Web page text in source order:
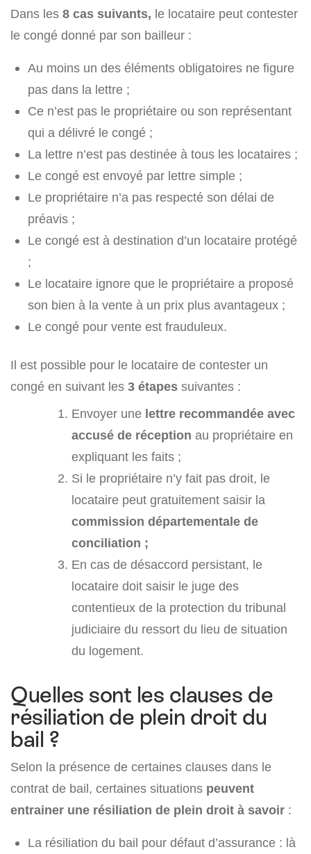
Dans les 8 cas suivants, le locataire peut contester
le congé donné par son bailleur :
Au moins un des éléments obligatoires ne figure
pas dans la lettre ;
Ce n’est pas le propriétaire ou son représentant
qui a délivré le congé ;
La lettre n’est pas destinée à tous les locataires ;
Le congé est envoyé par lettre simple ;
Le propriétaire n’a pas respecté son délai de
préavis ;
Le congé est à destination d’un locataire protégé
;
Le locataire ignore que le propriétaire a proposé
son bien à la vente à un prix plus avantageux ;
Le congé pour vente est frauduleux.
Il est possible pour le locataire de contester un
congé en suivant les 3 étapes suivantes :
Envoyer une lettre recommandée avec
accusé de réception au propriétaire en
expliquant les faits ;
Si le propriétaire n’y fait pas droit, le
locataire peut gratuitement saisir la
commission départementale de
conciliation ;
En cas de désaccord persistant, le
locataire doit saisir le juge des
contentieux de la protection du tribunal
judiciaire du ressort du lieu de situation
du logement.
Quelles sont les clauses de
résiliation de plein droit du
bail ?
Selon la présence de certaines clauses dans le
contrat de bail, certaines situations peuvent
entrainer une résiliation de plein droit à savoir :
La résiliation du bail pour défaut d’assurance : là